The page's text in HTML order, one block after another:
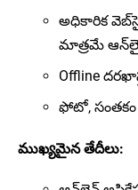
అధికారిక
మాత్రమే
Offline
ఫోటో,
ముఖ్యమైన తేదీలు: